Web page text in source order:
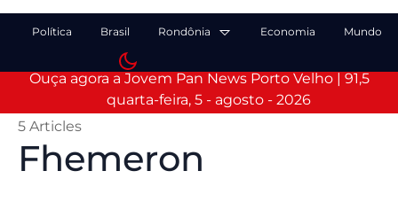
Política Brasil Rondônia Economia Mundo
Ouça agora a Jovem Pan News Porto Velho | 91,5
quarta-feira, 5 - agosto - 2026
Fhemeron
5 Articles